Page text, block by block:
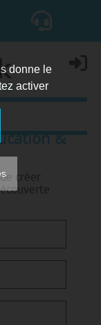
&
créer
donne le
activer